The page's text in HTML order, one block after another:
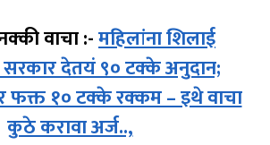
वाचा :-महिलांना शिलाई
देतयं ९० टक्के अनुदान;
फक्त १० टक्के रक्कम – इथे वाचा
कुठे करावा अर्ज..,